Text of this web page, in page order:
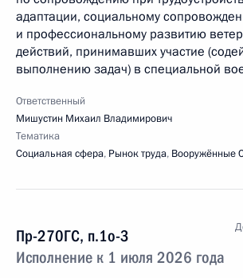
адаптации, социальному
и профессиональному развитию
действий, принимавших участие
выполнению задач) в специальной
Ответственный
Мишустин Михаил Владимирович
Тематика
Социальная сфера, Рынок труда, Вооружённые
Пр-270ГС, п.1о-3
Исполнение к 1 июля 2026 года